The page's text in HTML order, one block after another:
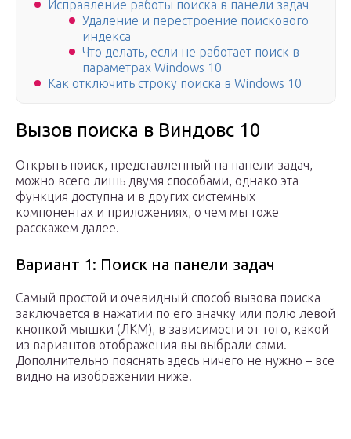
Исправление работы поиска в панели задач
Удаление и перестроение поискового
индекса
Что делать, если не работает поиск в
параметрах Windows 10
Как отключить строку поиска в Windows 10
Вызов поиска в Виндовс 10
Открыть поиск, представленный на панели задач,
можно всего лишь двумя способами, однако эта
функция доступна и в других системных
компонентах и приложениях, о чем мы тоже
расскажем далее.
Вариант 1: Поиск на панели задач
Самый простой и очевидный способ вызова поиска
заключается в нажатии по его значку или полю левой
кнопкой мышки (ЛКМ), в зависимости от того, какой
из вариантов отображения вы выбрали сами.
Дополнительно пояснять здесь ничего не нужно – все
видно на изображении ниже.